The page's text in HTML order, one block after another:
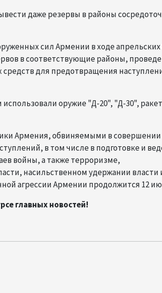
даже резервы в районы
сил Армении в ходе апрельских
в соответствующие районы,
для предотвращения
оружие "Д-20", "Д-30",
Армения, обвиняемыми в совершении
в том числе в подготовке и
войны, а также терроризме,
насильственном удержании власти
агрессии Армении продолжится 12
главных новостей!